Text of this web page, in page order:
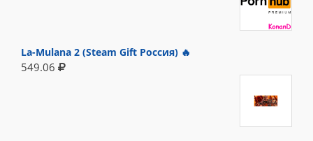
La-Mulana 2 (Steam Gift Россия) 🔥
549.06